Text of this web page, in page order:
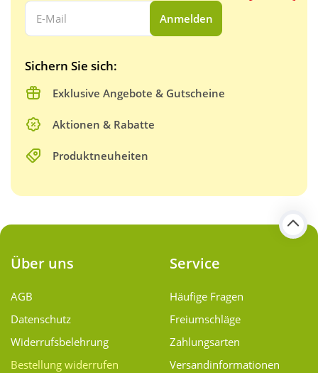
Ihre E-Mail Adresse:
Anmelden
Sichern Sie sich:
Exklusive Angebote & Gutscheine
Aktionen & Rabatte
Produktneuheiten
Über uns
AGB
Datenschutz
Widerrufsbelehrung
Bestellung widerrufen
Service
Häufige Fragen
Freiumschläge
Zahlungsarten
Versand­informationen